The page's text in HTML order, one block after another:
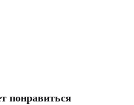
понравиться